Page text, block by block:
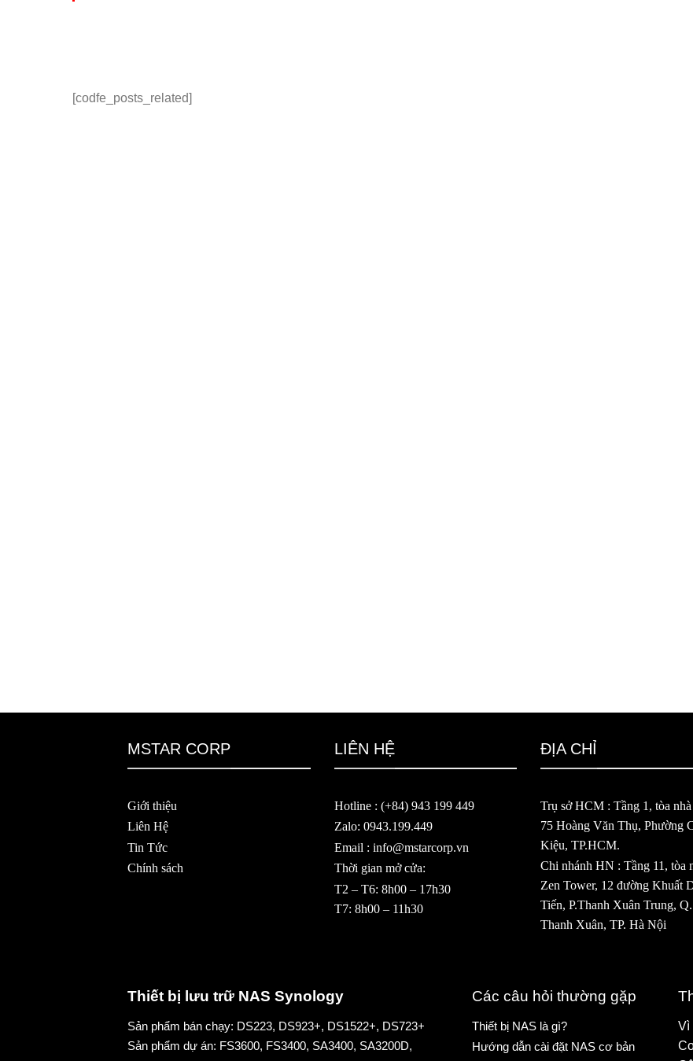
[codfe_posts_related]
MSTAR CORP
Giới thiệu
Liên Hệ
Tin Tức
Chính sách
LIÊN HỆ
Hotline : (+84) 943 199 449
Zalo: 0943.199.449
Email : info@mstarcorp.vn
Thời gian mở cửa:
T2 – T6: 8h00 – 17h30
T7: 8h00 – 11h30
ĐỊA CHỈ
Trụ sở HCM : Tầng 1, tòa
75 Hoàng Văn Thụ, Phường
Kiệu, TP.HCM.
Chi nhánh HN : Tầng 11, tòa
Zen Tower, 12 đường Khuất
Tiến, P.Thanh Xuân Trung, Q.
Thanh Xuân, TP. Hà Nội
Thiết bị lưu trữ NAS Synology
Sản phẩm bán chạy: DS223, DS923+, DS1522+, DS723+
Sản phẩm dự án: FS3600, FS3400, SA3400, SA3200D,
Các câu hỏi thường gặp
Thiết bị NAS là gì?
Hướng dẫn cài đặt NAS cơ bản
Vì